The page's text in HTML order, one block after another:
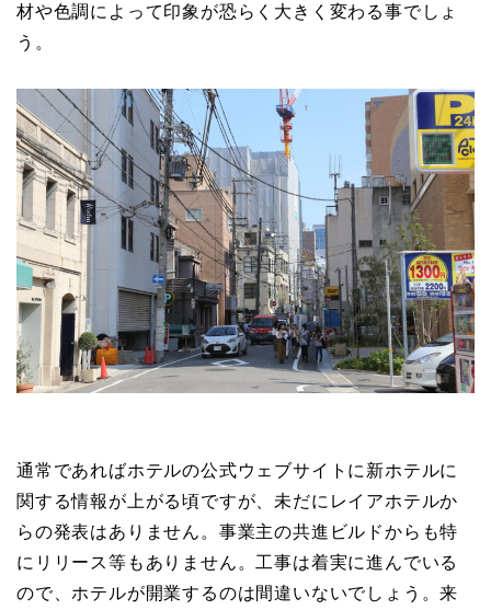
材や色調によって印象が恐らく大きく変わる事でしょ
う。
通常であればホテルの公式ウェブサイトに新ホテルに
関する情報が上がる頃ですが、未だにレイアホテルか
らの発表はありません。事業主の共進ビルドからも特
にリリース等もありません。工事は着実に進んでいる
ので、ホテルが開業するのは間違いないでしょう。来